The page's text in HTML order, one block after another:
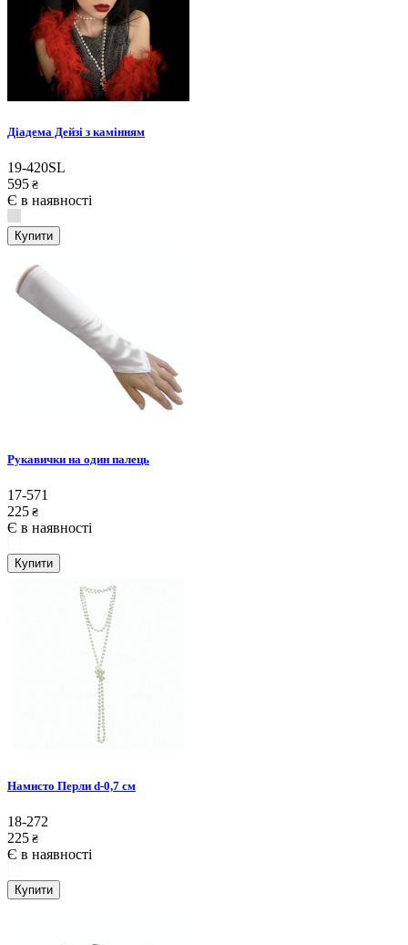
Діадема Дейзі з камінням
19-420SL
595 ₴
Є в наявності
Купити
Рукавички на один палець
17-571
225 ₴
Є в наявності
Купити
Намисто Перли d-0,7 см
18-272
225 ₴
Є в наявності
Купити